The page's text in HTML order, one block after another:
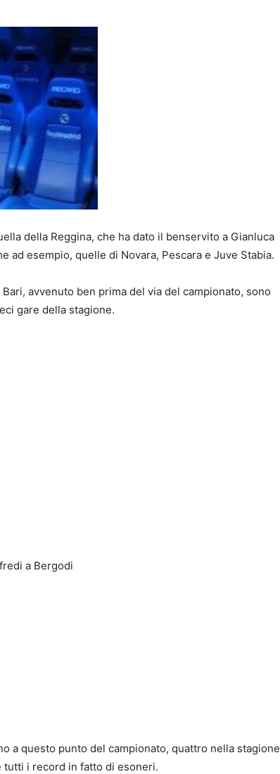
della Reggina, che ha dato il benservito a Gianluca
ad esempio, quelle di Novara, Pescara e Juve Stabia.
avvenuto ben prima del via del campionato, sono
gare della stagione.
a Bergodi
a questo punto del campionato, quattro nella stagione
tutti i record in fatto di esoneri.